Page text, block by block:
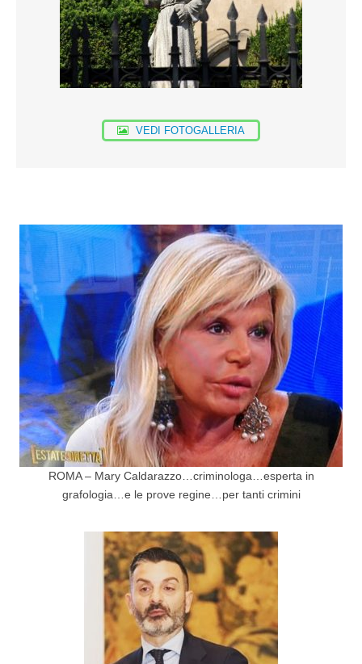
VEDI FOTOGALLERIA
ROMA – Mary Caldarazzo…criminologa…esperta in
grafologia…e le prove regine…per tanti crimini